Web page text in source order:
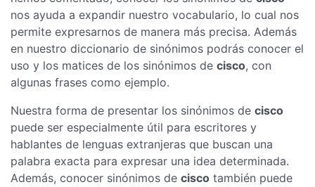
nos ayuda a expandir nuestro vocabulario, lo cual nos
permite expresarnos de manera más precisa. Además
en nuestro diccionario de sinónimos podrás conocer el
uso y los matices de los sinónimos de cisco, con
algunas frases como ejemplo.
Nuestra forma de presentar los sinónimos de cisco
puede ser especialmente útil para escritores y
hablantes de lenguas extranjeras que buscan una
palabra exacta para expresar una idea determinada.
Además, conocer sinónimos de cisco también puede